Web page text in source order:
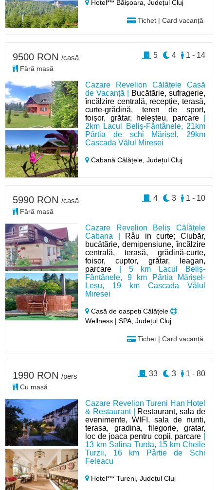
Hotel*** Băișoara,Județul Cluj
Tichet | Card vacanță
Cazare Revelion Călățele Casă
de Vacanță |
Bucătărie, sufragerie,
încălzire centrală, recepție, terasă,
curte-grădină, teren de sport,
foișor, grătar, heleșteu, parcare|
2km Lacul Beliș-Fântânele, 21km
Pârtia de schi Mărișel, 29km
Cascada Vălul Miresei
Cabană Călățele,Județul Cluj
9500 RON /casă
Fără masă
1 - 14
4
5
Cazare Revelion Beliș Călățele
Cabana |
Râu in curte; Ciubăr,
bucătărie, demipensiune, încălzire
centrală, terasă, grădină-curte,
foisor, cuptor, grătar, leagan,
parcare | 5 km Lacul Beliș-
Fântânele, 9 km Pârtia Mărișel-
Leșu, 19 km Cascada Vălul
Miresei
Casă de oaspeți Călățele
Wellness | SPA, Județul Cluj
Tichet | Card vacanță
5990 RON /casă
Fără masă
1 - 10
3
4
Cazare Revelion Tureni Han Hotel
& Restaurant | Restaurant, sala de
evenimente, WIFI, sala de nunti,
terasa, gradina, filegorie, gratar,
loc de joaca pentru copii, parcare
13 km Salina Turda, 15 km Cheile
Turzii, 16 km Pârtie de Schi
Feleacu
Hotel*** Tureni,Județul Cluj
1990 RON /pers
Cu masă
1 - 80
3
33